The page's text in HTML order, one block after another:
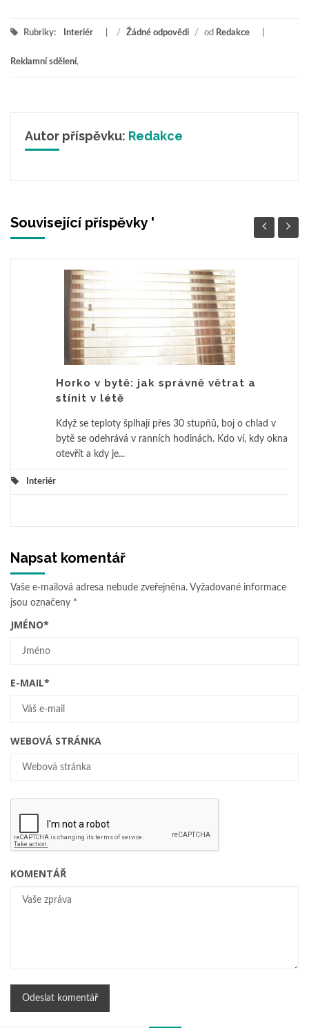
Rubriky: Interiér / Žádné odpovědi / od Redakce
Reklamní sdělení,
Autor příspěvku: Redakce
Související příspěvky '
Horko v bytě: jak správně větrat a
stínit v létě
Když se teploty šplhají přes 30 stupňů, boj o chlad v
bytě se odehrává v ranních hodinách. Kdo ví, kdy okna
otevřít a kdy je...
Interiér
Napsat komentář
Vaše e-mailová adresa nebude zveřejněna. Vyžadované informace
jsou označeny *
JMÉNO*
E-MAIL*
WEBOVÁ STRÁNKA
KOMENTÁŘ